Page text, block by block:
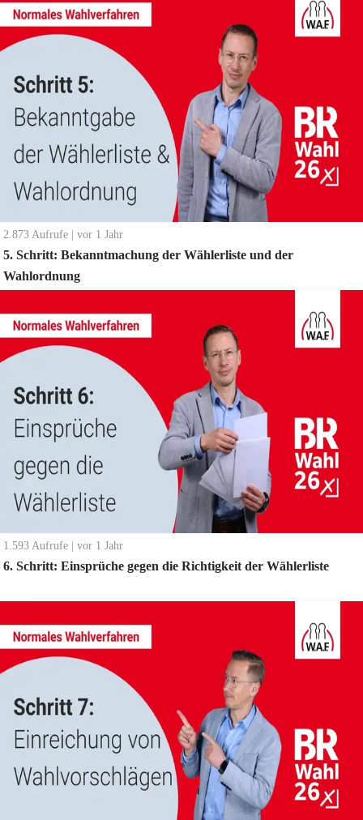
2.873 Aufrufe vor 1 Jahr
5. Schritt: Bekanntmachung der Wählerliste und der
Wahlordnung
1.593 Aufrufe vor 1 Jahr
6. Schritt: Einsprüche gegen die Richtigkeit der Wählerliste